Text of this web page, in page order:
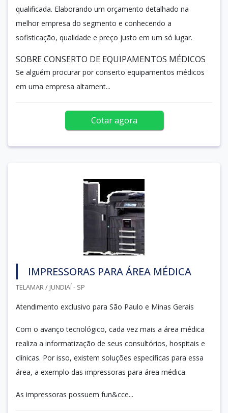
qualificada. Elaborando um orçamento detalhado na
melhor empresa do segmento e conhecendo a
sofisticação, qualidade e preço justo em um só lugar.
SOBRE CONSERTO DE EQUIPAMENTOS MÉDICOS
Se alguém procurar por conserto equipamentos médicos
em uma empresa altament...
Cotar agora
IMPRESSORAS PARA ÁREA MÉDICA
TELAMAR / JUNDIAÍ - SP
Atendimento exclusivo para São Paulo e Minas Gerais
Com o avanço tecnológico, cada vez mais a área médica
realiza a informatização de seus consultórios, hospitais e
clínicas. Por isso, existem soluções específicas para essa
área, a exemplo das impressoras para área médica.
As impressoras possuem fun&cce...